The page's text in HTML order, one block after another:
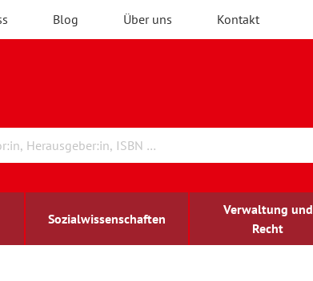
Blog Über uns Kontakt
Sozialwissenschaften
Verwaltung und
Recht